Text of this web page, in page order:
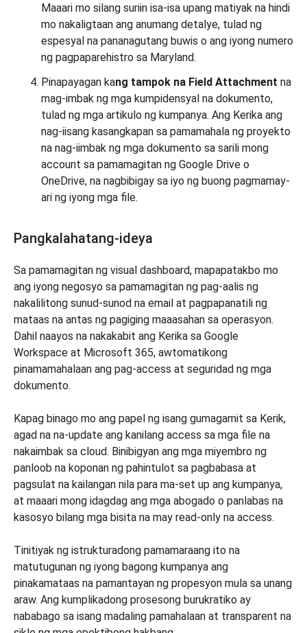
Maaari mo silang suriin isa-isa upang matiyak na hindi
mo nakaligtaan ang anumang detalye, tulad ng
espesyal na pananagutang buwis o ang iyong numero
ng pagpaparehistro sa Maryland.
Pinapayagan kang tampok na Field Attachment na
mag-imbak ng mga kumpidensyal na dokumento,
tulad ng mga artikulo ng kumpanya. Ang Kerika ang
nag-iisang kasangkapan sa pamamahala ng proyekto
na nag-iimbak ng mga dokumento sa sarili mong
account sa pamamagitan ng Google Drive o
OneDrive, na nagbibigay sa iyo ng buong pagmamay-
ari ng iyong mga file.
Pangkalahatang-ideya
Sa pamamagitan ng visual dashboard, mapapatakbo mo
ang iyong negosyo sa pamamagitan ng pag-aalis ng
nakalilitong sunud-sunod na email at pagpapanatili ng
mataas na antas ng pagiging maaasahan sa operasyon.
Dahil naayos na nakakabit ang Kerika sa Google
Workspace at Microsoft 365, awtomatikong
pinamamahalaan ang pag-access at seguridad ng mga
dokumento.
Kapag binago mo ang papel ng isang gumagamit sa Kerik,
agad na na-update ang kanilang access sa mga file na
nakaimbak sa cloud. Binibigyan ang mga miyembro ng
panloob na koponan ng pahintulot sa pagbabasa at
pagsulat na kailangan nila para ma-set up ang kumpanya,
at maaari mong idagdag ang mga abogado o panlabas na
kasosyo bilang mga bisita na may read-only na access.
Tinitiyak ng istrukturadong pamamaraang ito na
matutugunan ng iyong bagong kumpanya ang
pinakamataas na pamantayan ng propesyon mula sa unang
araw. Ang kumplikadong prosesong burukratiko ay
nababago sa isang madaling pamahalaan at transparent na